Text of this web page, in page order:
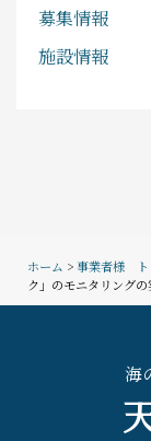
募集情報
施設情報
ホーム >事業者様 ト
ク」のモニタリング
海